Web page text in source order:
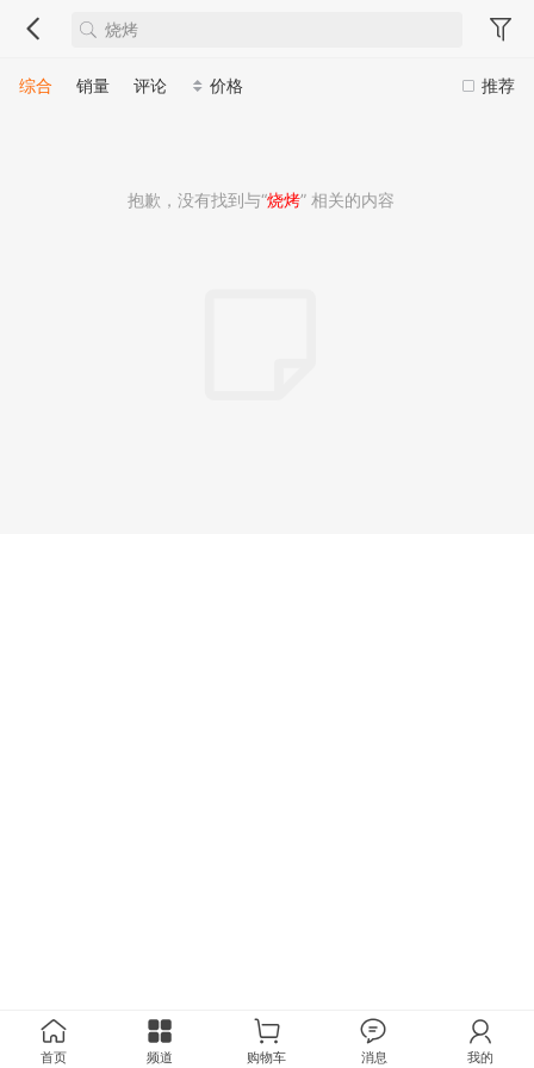
推荐
综合 销量 评论 价格
抱歉，没有找到与“烧烤” 相关的内容
首页 频道 购物车 消息 我的